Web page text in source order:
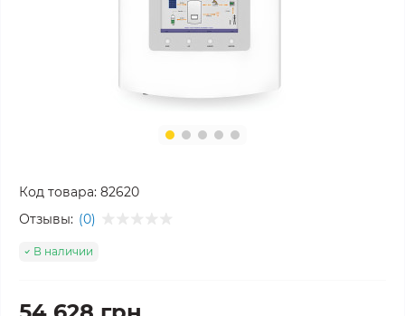
Код товара: 82620
Отзывы: (0)
В наличии